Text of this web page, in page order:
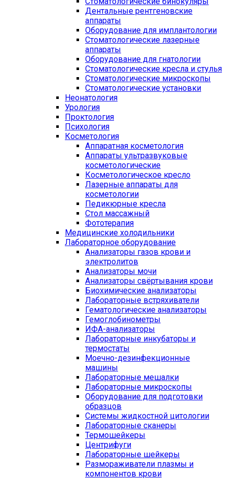
Дентальные рентгеновские
аппараты
Оборудование для имплантологии
Стоматологические лазерные
аппараты
Оборудование для гнатологии
Стоматологические кресла и стулья
Стоматологические микроскопы
Стоматологические установки
Неонатология
Урология
Проктология
Психология
Косметология
Аппаратная косметология
Аппараты ультразвуковые
косметологические
Косметологическое кресло
Лазерные аппараты для
косметологии
Педикюрные кресла
Стол массажный
Фототерапия
Медицинские холодильники
Лабораторное оборудование
Анализаторы газов крови и
электролитов
Анализаторы мочи
Анализаторы свёртывания крови
Биохимические анализаторы
Лабораторные встряхиватели
Гематологические анализаторы
Гемоглобинометры
ИФА-анализаторы
Лабораторные инкубаторы и
термостаты
Моечно-дезинфекционные
машины
Лабораторные мешалки
Лабораторные микроскопы
Оборудование для подготовки
образцов
Системы жидкостной цитологии
Лабораторные сканеры
Термошейкеры
Центрифуги
Лабораторные шейкеры
Размораживатели плазмы и
компонентов крови